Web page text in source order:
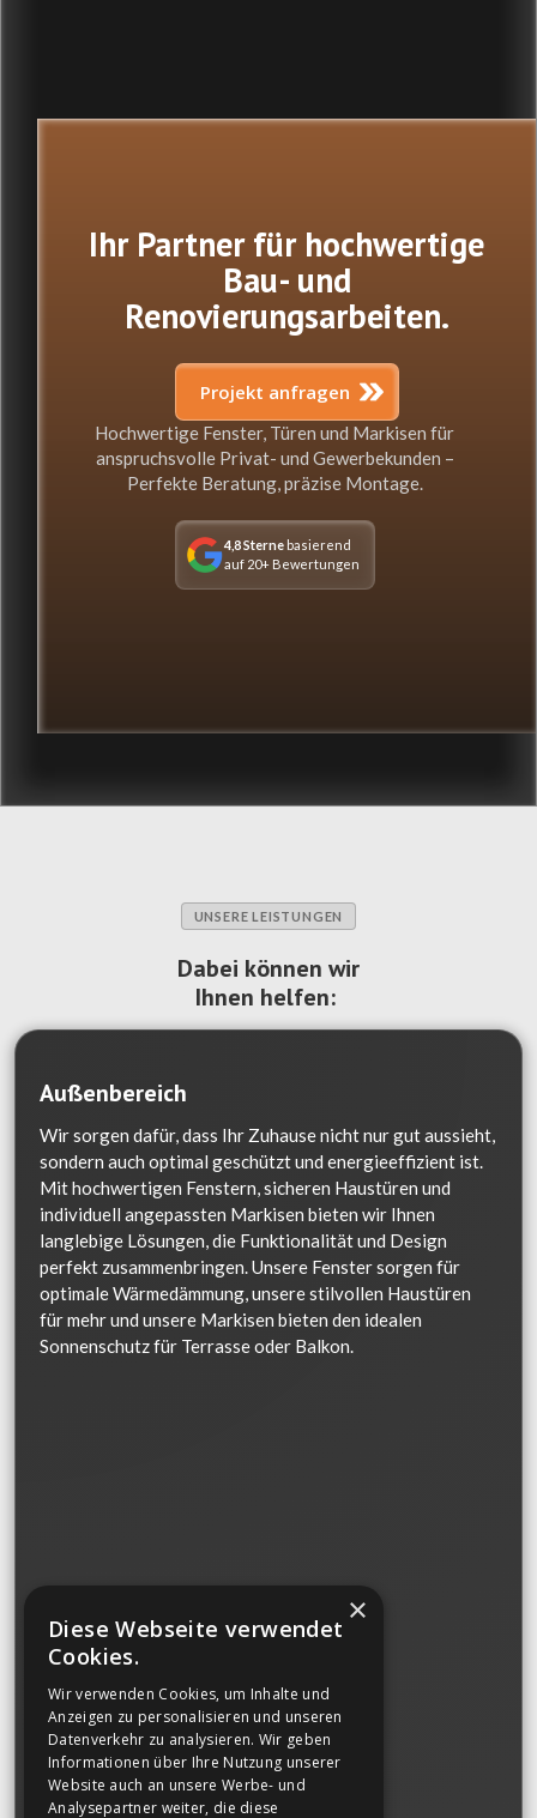
Ihr Partner für hochwertige
Bau- und
Renovierungsarbeiten.
Projekt anfragen
Hochwertige Fenster, Türen und Markisen für
anspruchsvolle Privat- und Gewerbekunden –
Perfekte Beratung, präzise Montage.
4,8 Sternebasierend
auf 20+ Bewertungen
UNSERE LEISTUNGEN
Dabei können wir
Ihnen helfen:
Außenbereich
Wir sorgen dafür, dass Ihr Zuhause nicht nur gut aussieht,
sondern auch optimal geschützt und energieeffizient ist.
Mit hochwertigen Fenstern, sicheren Haustüren und
individuell angepassten Markisen bieten wir Ihnen
langlebige Lösungen, die Funktionalität und Design
perfekt zusammenbringen. Unsere Fenster sorgen für
optimale Wärmedämmung, unsere stilvollen Haustüren
für mehr und unsere Markisen bieten den idealen
Sonnenschutz für Terrasse oder Balkon.
×
Diese Webseite verwendet
Cookies.
Wir verwenden Cookies, um Inhalte und
Anzeigen zu personalisieren und unseren
Datenverkehr zu analysieren. Wir geben
Informationen über Ihre Nutzung unserer
Website auch an unsere Werbe- und
Analysepartner weiter, die diese